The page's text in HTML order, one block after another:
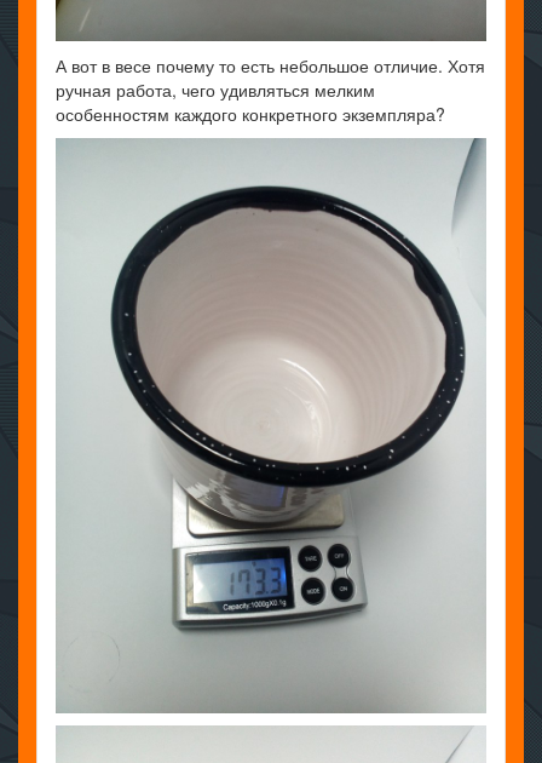
А вот в весе почему то есть небольшое отличие. Хотя
ручная работа, чего удивляться мелким
особенностям каждого конкретного экземпляра?